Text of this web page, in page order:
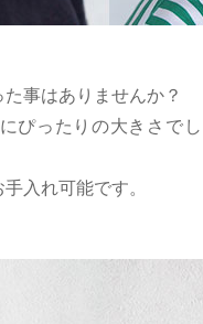
事はありませんか？
ぴったりの大きさで
入れ可能です。